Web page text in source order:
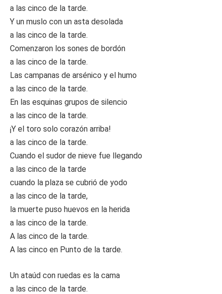
a las cinco de la tarde.
Y un muslo con un asta desolada
a las cinco de la tarde.
Comenzaron los sones de bordón
a las cinco de la tarde.
Las campanas de arsénico y el humo
a las cinco de la tarde.
En las esquinas grupos de silencio
a las cinco de la tarde.
¡Y el toro solo corazón arriba!
a las cinco de la tarde.
Cuando el sudor de nieve fue llegando
a las cinco de la tarde
cuando la plaza se cubrió de yodo
a las cinco de la tarde,
la muerte puso huevos en la herida
a las cinco de la tarde.
A las cinco de la tarde.
A las cinco en Punto de la tarde.
Un ataúd con ruedas es la cama
a las cinco de la tarde.